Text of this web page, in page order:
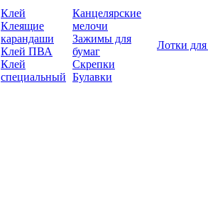
Клей
Клеящие
карандаши
Клей ПВА
Клей
специальный
Канцелярские
мелочи
Зажимы для
бумаг
Скрепки
Булавки
Лотки